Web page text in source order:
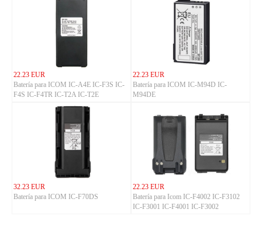
22.23 EUR
Batería para ICOM IC-A4E IC-F3S IC-
F4S IC-F4TR IC-T2A IC-T2E
22.23 EUR
Batería para ICOM IC-M94D IC-
M94DE
32.23 EUR
Batería para ICOM IC-F70DS
22.23 EUR
Batería para Icom IC-F4002 IC-F3102
IC-F3001 IC-F4001 IC-F3002